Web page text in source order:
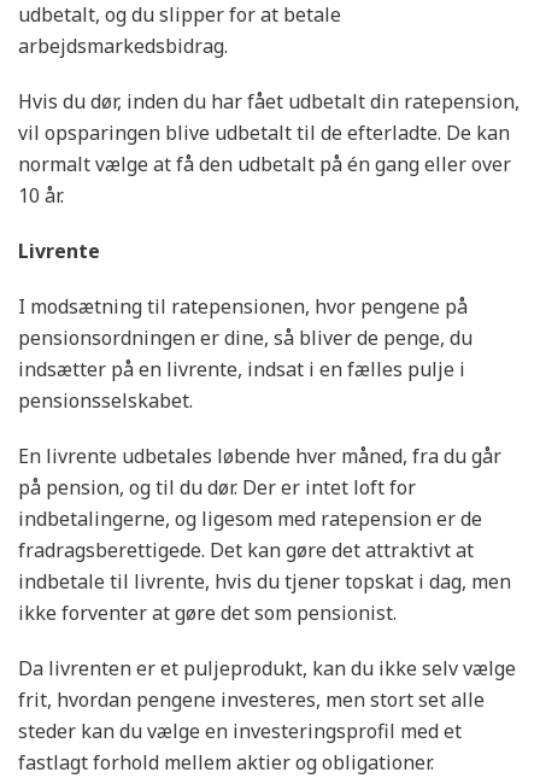
udbetalt, og du slipper for at betale
arbejdsmarkedsbidrag.
Hvis du dør, inden du har fået udbetalt din ratepension,
vil opsparingen blive udbetalt til de efterladte. De kan
normalt vælge at få den udbetalt på én gang eller over
10 år.
Livrente
I modsætning til ratepensionen, hvor pengene på
pensionsordningen er dine, så bliver de penge, du
indsætter på en livrente, indsat i en fælles pulje i
pensionsselskabet.
En livrente udbetales løbende hver måned, fra du går
på pension, og til du dør. Der er intet loft for
indbetalingerne, og ligesom med ratepension er de
fradragsberettigede. Det kan gøre det attraktivt at
indbetale til livrente, hvis du tjener topskat i dag, men
ikke forventer at gøre det som pensionist.
Da livrenten er et puljeprodukt, kan du ikke selv vælge
frit, hvordan pengene investeres, men stort set alle
steder kan du vælge en investeringsprofil med et
fastlagt forhold mellem aktier og obligationer.